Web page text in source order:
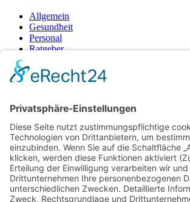
Allgemein
Gesundheit
Personal
Ratgeber
Uncategorized
Vertragsfragen
Neueste Beiträge
Raucherpause gestalten: Vape als
Finanzierungslücken entlarvt: So
Überraschungen bei
Wie Ihr Unternehmen mit cleverer
Betriebskosten spürbar senkt
Warum herkömmliche Methoden an ihre
und wo echte Hautstraffung beginnt